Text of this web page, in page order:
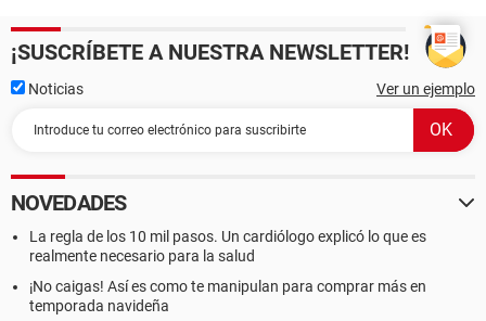
¡SUSCRÍBETE A NUESTRA NEWSLETTER!
Noticias Ver un ejemplo
NOVEDADES
La regla de los 10 mil pasos. Un cardiólogo explicó lo que es
realmente necesario para la salud
¡No caigas! Así es como te manipulan para comprar más en
temporada navideña